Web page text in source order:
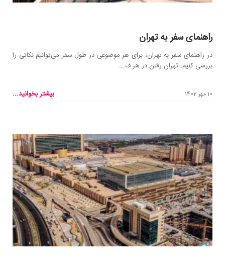
راهنمای سفر به تهران
در راهنمای سفر به تهران، برای هر موضوعی در طول سفر می‌توانیم نکاتی را
بررسی کنیم. تهران رفتن در هر ف...
10 مهر 1402 بیشتر بخوانید...